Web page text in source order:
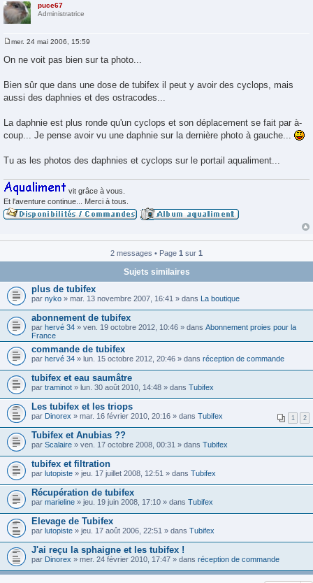
puce67
Administratrice
s
g
e
mer. 24 mai 2006, 15:59
On ne voit pas bien sur ta photo...
Bien sûr que dans une dose de tubifex il peut y avoir des cyclops, mais
aussi des daphnies et des ostracodes...
La daphnie est plus ronde qu'un cyclops et son déplacement se fait par à-
coup... Je pense avoir vu une daphnie sur la dernière photo à gauche...
Tu as les photos des daphnies et cyclops sur le portail aqualiment...
vit grâce à vous.
Et l'aventure continue... Merci à tous.
2 messages • Page 1 sur 1
Sujets similaires
plus de tubifex
par nyko » mar. 13 novembre 2007, 16:41 » dans La boutique
abonnement de tubifex
par hervé 34 » ven. 19 octobre 2012, 10:46 » dans Abonnement proies pour la
France
commande de tubifex
par hervé 34 » lun. 15 octobre 2012, 20:46 » dans réception de commande
tubifex et eau saumâtre
par traminot » lun. 30 août 2010, 14:48 » dans Tubifex
Les tubifex et les triops
1 2
par Dinorex » mar. 16 février 2010, 20:16 » dans Tubifex
Tubifex et Anubias ??
par Scalaire » ven. 17 octobre 2008, 00:31 » dans Tubifex
tubifex et filtration
par lutopiste » jeu. 17 juillet 2008, 12:51 » dans Tubifex
Récupération de tubifex
par marieline » jeu. 19 juin 2008, 17:10 » dans Tubifex
Elevage de Tubifex
par lutopiste » jeu. 17 août 2006, 22:51 » dans Tubifex
J'ai reçu la sphaigne et les tubifex !
par Dinorex » mer. 24 février 2010, 17:47 » dans réception de commande